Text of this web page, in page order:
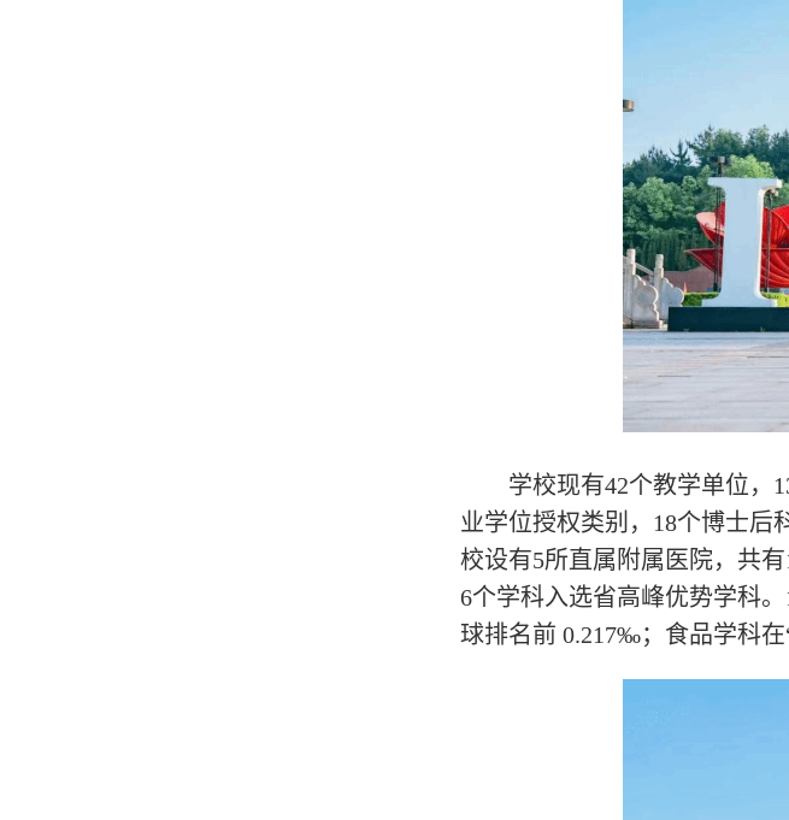
学校现有42个教学单位，
业学位授权类别，18个博士后
校设有5所直属附属医院，共
6个学科入选省高峰优势学科
球排名前 0.217‰；食品学科在